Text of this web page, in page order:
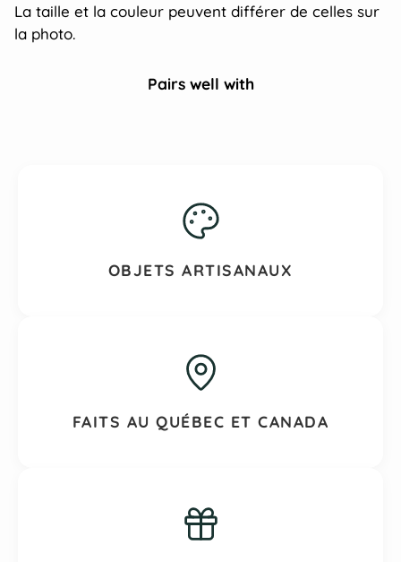
La taille et la couleur peuvent différer de celles sur
la photo.
Pairs well with
OBJETS ARTISANAUX
FAITS AU QUÉBEC ET CANADA